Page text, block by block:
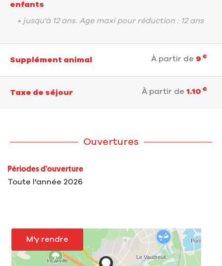
enfants
• jusqu'à 12 ans. Age maxi pour réduction : 12 ans
Supplément animal À partir de 9 €
Taxe de séjour À partir de 1.10 €
Ouvertures
Périodes d'ouverture
Toute l'année 2026
M'y rendre